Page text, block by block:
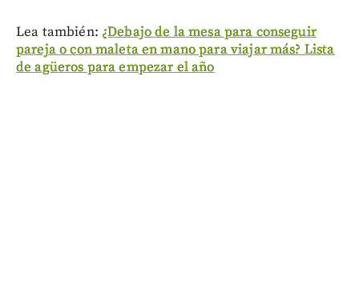
Lea también: ¿Debajo de la mesa para conseguir
pareja o con maleta en mano para viajar más? Lista
de agüeros para empezar el año